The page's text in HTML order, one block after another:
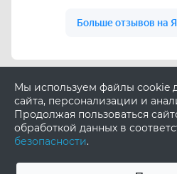
Мы используем файлы cookie
сайта, персонализации и
Продолжая пользоваться
обработкой данных в
безопасности.